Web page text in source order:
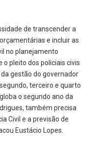
de transcender a
e incluir as
no planejamento
pleito dos policiais civis
gestão do governador
terceiro e quarto
o segundo ano da
também precisa
Civil e a previsão de
Eustácio Lopes.